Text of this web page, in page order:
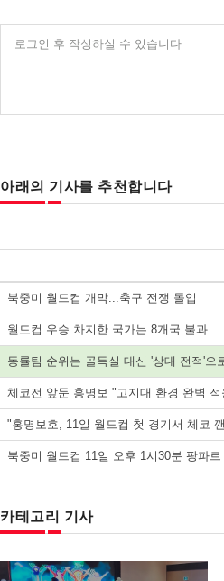
로그인 후 작성하실 수 있습니다
아래의 기사를 추천합니다
북중미 월드컵 개막...축구 전쟁 돌입
월드컵 우승 차지한 국가는 8개국 불과
동률팀 순위는 골득실 대신 '상대 전적'으
체코전 앞둔 홍명보 "고지대 환경 완벽 적
"홍명보호, 11일 월드컵 첫 경기서 체코
북중미 월드컵 11일 오후 1시30분 팡파르
카테고리 기사